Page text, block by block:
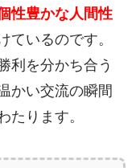
性豊かな人間性
ているのです。
利を分かち合う
かい交流の瞬間
たります。